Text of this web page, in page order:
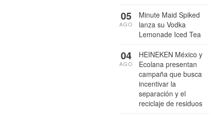
Minute Maid Spiked
lanza su Vodka
Lemonade Iced Tea
05
AGO
HEINEKEN México y
Ecolana presentan
campaña que busca
incentivar la
separación y el
reciclaje de residuos
04
AGO